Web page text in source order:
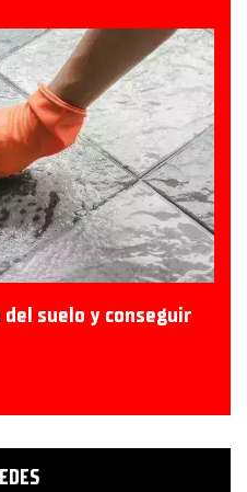
suelo y conseguir